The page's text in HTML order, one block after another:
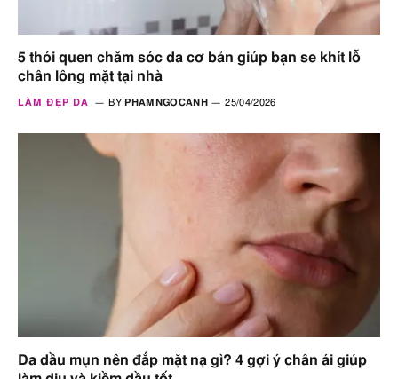
5 thói quen chăm sóc da cơ bản giúp bạn se khít lỗ
chân lông mặt tại nhà
LÀM ĐẸP DA BY PHAMNGOCANH 25/04/2026
Da dầu mụn nên đắp mặt nạ gì? 4 gợi ý chân ái giúp